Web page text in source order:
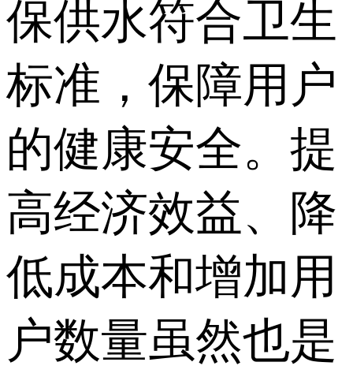
保供水符合卫生
标准，保障用户
的健康安全。提
高经济效益、降
低成本和增加用
户数量虽然也是